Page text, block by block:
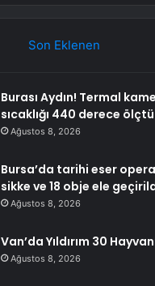
Son Eklenen
Burası Aydın! Termal
sıcaklığı 440 derece ölçtü
Ağustos 8, 2026
Bursa’da tarihi eser
sikke ve 18 obje ele
Ağustos 8, 2026
Van’da Yıldırım 30
Ağustos 8, 2026